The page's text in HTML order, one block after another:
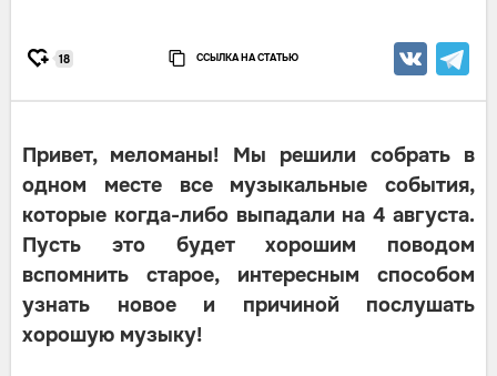
18 ССЫЛКА НА СТАТЬЮ
Привет, меломаны! Мы решили собрать в
одном месте все музыкальные события,
которые когда-либо выпадали на 4 августа.
Пусть это будет хорошим поводом
вспомнить старое, интересным способом
узнать новое и причиной послушать
хорошую музыку!